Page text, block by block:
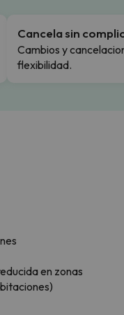
Cancela sin
Cambios y
flexibilidad.
en zonas